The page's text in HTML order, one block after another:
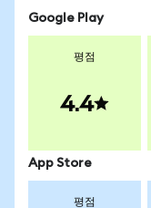
Google Play
평점
4.4
App Store
평점